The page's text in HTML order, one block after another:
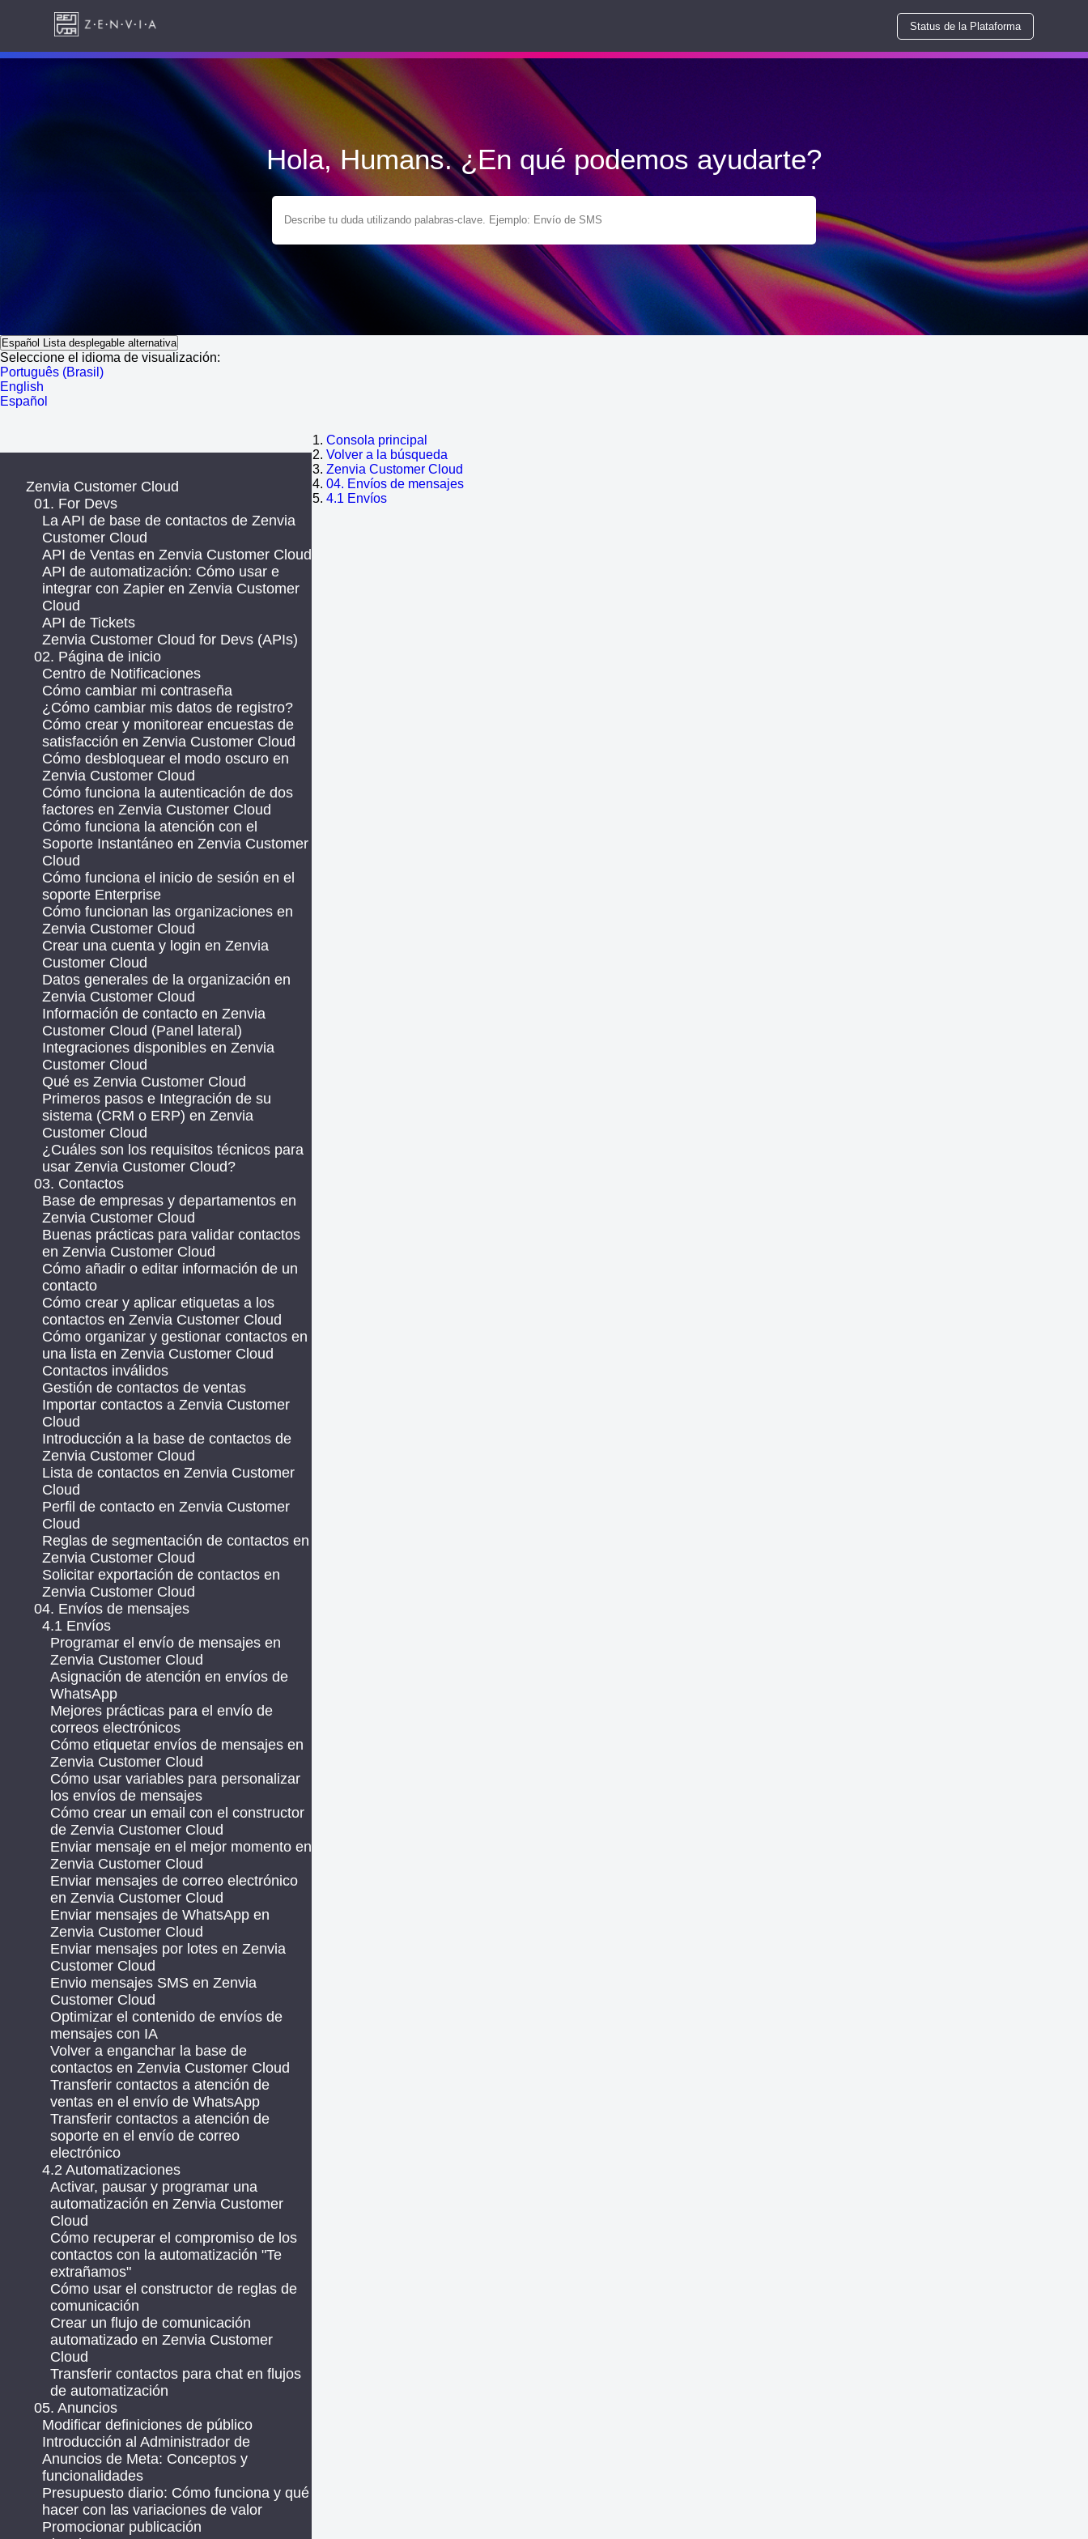
Status de la Plataforma
Hola, Humans. ¿En qué podemos ayudarte?
Español Lista desplegable alternativa
Seleccione el idioma de visualización:
Português (Brasil)
English
Español
Consola principal
Volver a la búsqueda
Zenvia Customer Cloud
04. Envíos de mensajes
4.1 Envíos
Zenvia Customer Cloud
01. For Devs
La API de base de contactos de Zenvia
Customer Cloud
API de Ventas en Zenvia Customer Cloud
API de automatización: Cómo usar e
integrar con Zapier en Zenvia Customer
Cloud
API de Tickets
Zenvia Customer Cloud for Devs (APIs)
02. Página de inicio
Centro de Notificaciones
Cómo cambiar mi contraseña
¿Cómo cambiar mis datos de registro?
Cómo crear y monitorear encuestas de
satisfacción en Zenvia Customer Cloud
Cómo desbloquear el modo oscuro en
Zenvia Customer Cloud
Cómo funciona la autenticación de dos
factores en Zenvia Customer Cloud
Cómo funciona la atención con el
Soporte Instantáneo en Zenvia Customer
Cloud
Cómo funciona el inicio de sesión en el
soporte Enterprise
Cómo funcionan las organizaciones en
Zenvia Customer Cloud
Crear una cuenta y login en Zenvia
Customer Cloud
Datos generales de la organización en
Zenvia Customer Cloud
Información de contacto en Zenvia
Customer Cloud (Panel lateral)
Integraciones disponibles en Zenvia
Customer Cloud
Qué es Zenvia Customer Cloud
Primeros pasos e Integración de su
sistema (CRM o ERP) en Zenvia
Customer Cloud
¿Cuáles son los requisitos técnicos para
usar Zenvia Customer Cloud?
03. Contactos
Base de empresas y departamentos en
Zenvia Customer Cloud
Buenas prácticas para validar contactos
en Zenvia Customer Cloud
Cómo añadir o editar información de un
contacto
Cómo crear y aplicar etiquetas a los
contactos en Zenvia Customer Cloud
Cómo organizar y gestionar contactos en
una lista en Zenvia Customer Cloud
Contactos inválidos
Gestión de contactos de ventas
Importar contactos a Zenvia Customer
Cloud
Introducción a la base de contactos de
Zenvia Customer Cloud
Lista de contactos en Zenvia Customer
Cloud
Perfil de contacto en Zenvia Customer
Cloud
Reglas de segmentación de contactos en
Zenvia Customer Cloud
Solicitar exportación de contactos en
Zenvia Customer Cloud
04. Envíos de mensajes
4.1 Envíos
Programar el envío de mensajes en
Zenvia Customer Cloud
Asignación de atención en envíos de
WhatsApp
Mejores prácticas para el envío de
correos electrónicos
Cómo etiquetar envíos de mensajes en
Zenvia Customer Cloud
Cómo usar variables para personalizar
los envíos de mensajes
Cómo crear un email con el constructor
de Zenvia Customer Cloud
Enviar mensaje en el mejor momento en
Zenvia Customer Cloud
Enviar mensajes de correo electrónico
en Zenvia Customer Cloud
Enviar mensajes de WhatsApp en
Zenvia Customer Cloud
Enviar mensajes por lotes en Zenvia
Customer Cloud
Envio mensajes SMS en Zenvia
Customer Cloud
Optimizar el contenido de envíos de
mensajes con IA
Volver a enganchar la base de
contactos en Zenvia Customer Cloud
Transferir contactos a atención de
ventas en el envío de WhatsApp
Transferir contactos a atención de
soporte en el envío de correo
electrónico
4.2 Automatizaciones
Activar, pausar y programar una
automatización en Zenvia Customer
Cloud
Cómo recuperar el compromiso de los
contactos con la automatización "Te
extrañamos"
Cómo usar el constructor de reglas de
comunicación
Crear un flujo de comunicación
automatizado en Zenvia Customer
Cloud
Transferir contactos para chat en flujos
de automatización
05. Anuncios
Modificar definiciones de público
Introducción al Administrador de
Anuncios de Meta: Conceptos y
funcionalidades
Presupuesto diario: Cómo funciona y qué
hacer con las variaciones de valor
Promocionar publicación